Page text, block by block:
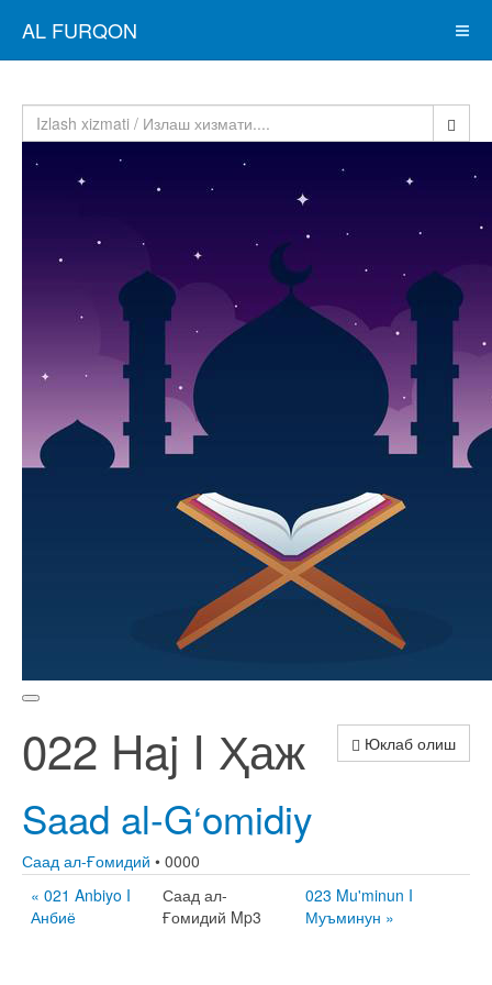
AL FURQON
Юклаб олиш
022 Haj I Ҳаж
Saad al-G‘omidiy
Саад ал-Ғомидий • 0000
« 021 Anbiyo I
Анбиё
Саад ал-
Ғомидий Mp3
023 Mu'minun I
Муъминун »